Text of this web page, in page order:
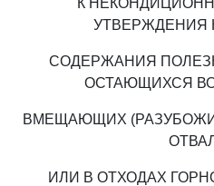
К
УТВЕРЖДЕНИЯ
СОДЕРЖАНИЯ
ОСТАЮЩИХСЯ
ВМЕЩАЮЩИХ
ИЛИ В ОТХОДАХ